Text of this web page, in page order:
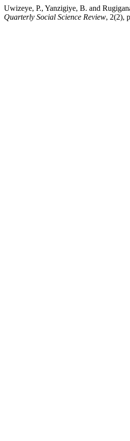
Uwizeye, P., Yanzigiye, B. and
Quarterly Social Science Review, 2(2),